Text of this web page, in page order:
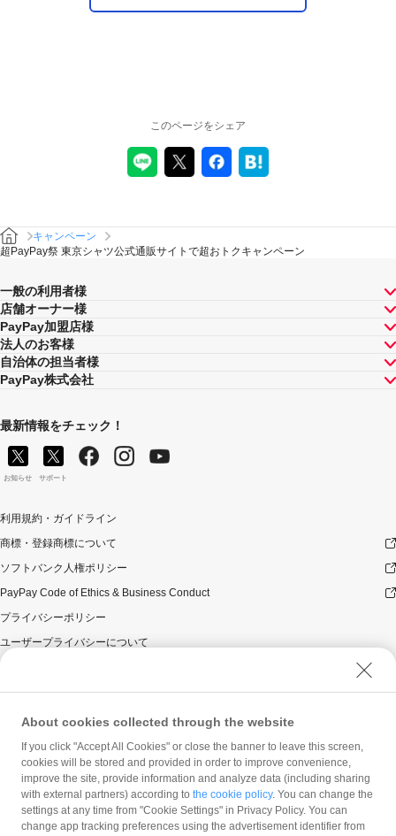
このページをシェア
キャンペーン
超PayPay祭 東京シャツ公式通販サイトで超おトクキャンペーン
一般の利用者様
店舗オーナー様
PayPay加盟店様
法人のお客様
自治体の担当者様
PayPay株式会社
最新情報をチェック！
お知らせ サポート
利用規約・ガイドライン
商標・登録商標について
ソフトバンク人権ポリシー
PayPay Code of Ethics & Business Conduct
プライバシーポリシー
ユーザープライバシーについて
ウェブサイト利用規約
反社会的勢力に対する方針
勧誘方針
マネロン等基本方針
カスタマーハラスメントに関する当社の考え方
About cookies collected through the website
If you click "Accept All Cookies" or close the banner to leave this screen,
cookies will be stored and provided in order to improve convenience,
improve the site, provide information and analyze data (including sharing
with external partners) according to the cookie policy. You can change the
settings at any time from "Cookie Settings" in Privacy Policy. You can
change app tracking preferences using the advertisement identifier from